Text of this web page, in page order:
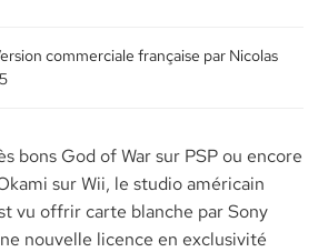
commerciale française par Nicolas
bons God of War sur PSP ou encore
sur Wii, le studio américain
vu offrir carte blanche par Sony
nouvelle licence en exclusivité